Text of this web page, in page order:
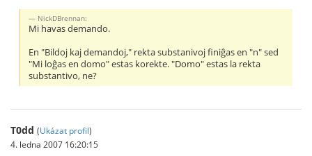
NickDBrennan:
Mi havas demando.
En "Bildoj kaj demandoj," rekta substanivoj finiĝas en "n" sed
"Mi loĝas en domo" estas korekte. "Domo" estas la rekta
substantivo, ne?
T0dd (Ukázat profil)
4. ledna 2007 16:20:15